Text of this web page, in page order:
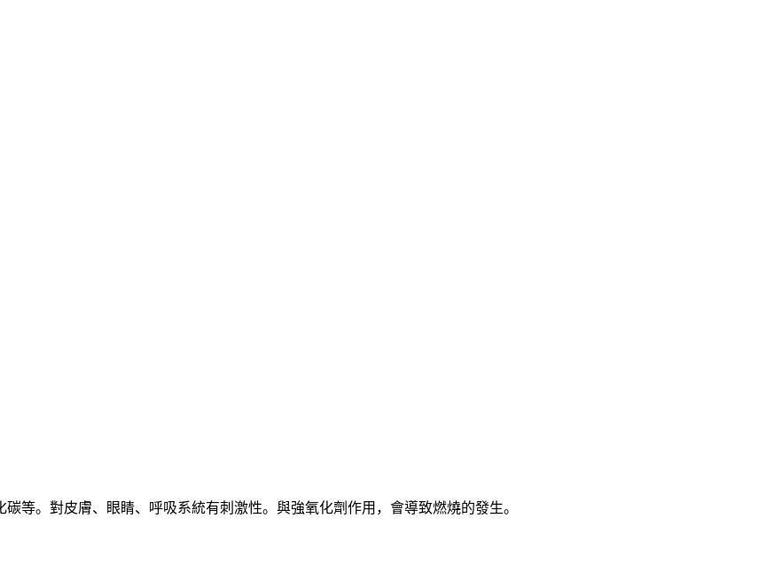
等。對皮膚、眼睛、呼吸系統有刺激性。與強氧化劑作用，會導致燃燒的發生。